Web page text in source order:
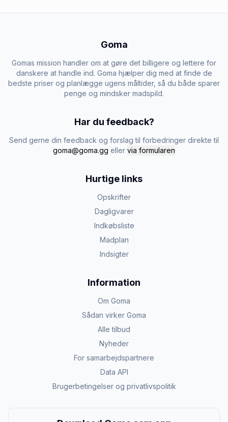
Goma
Gomas mission handler om at gøre det billigere og lettere for
danskere at handle ind. Goma hjælper dig med at finde de
bedste priser og planlægge ugens måltider, så du både sparer
penge og mindsker madspild.
Har du feedback?
Send gerne din feedback og forslag til forbedringer direkte til
goma@goma.gg eller via formularen
Hurtige links
Opskrifter
Dagligvarer
Indkøbsliste
Madplan
Indsigter
Information
Om Goma
Sådan virker Goma
Alle tilbud
Nyheder
For samarbejdspartnere
Data API
Brugerbetingelser og privatlivspolitik